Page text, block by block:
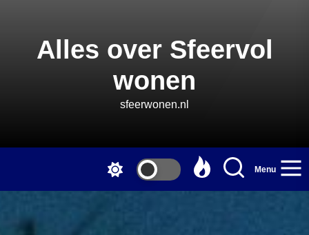
Alles over Sfeervol
wonen
sfeerwonen.nl
Menu